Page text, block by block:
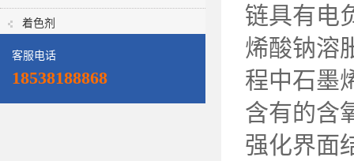
着色剂
客服电话
18538188868
链具有电
烯酸钠溶
程中石墨
含有的含
强化界面